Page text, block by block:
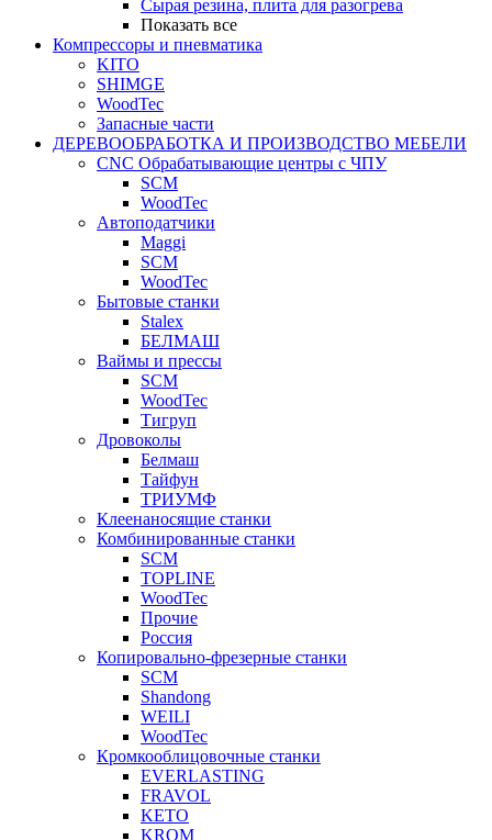
Сырая резина, плита для разогрева
Показать все
Компрессоры и пневматика
KITO
SHIMGE
WoodTec
Запасные части
ДЕРЕВООБРАБОТКА И ПРОИЗВОДСТВО МЕБЕЛИ
CNC Обрабатывающие центры с ЧПУ
SCM
WoodTec
Автоподатчики
Maggi
SCM
WoodTec
Бытовые станки
Stalex
БЕЛМАШ
Ваймы и прессы
SCM
WoodTec
Тигруп
Дровоколы
Белмаш
Тайфун
ТРИУМФ
Клеенаносящие станки
Комбинированные станки
SCM
TOPLINE
WoodTec
Прочие
Россия
Копировально-фрезерные станки
SCM
Shandong
WEILI
WoodTec
Кромкооблицовочные станки
EVERLASTING
FRAVOL
KETO
KROM